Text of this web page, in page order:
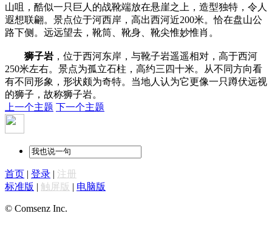
山咀，酷似一只巨人的战靴端放在悬崖之上，造型独特，令人
遐想联翩。景点位于河西岸，高出西河近200米。恰在盘山公
路下侧。远远望去，靴筒、靴身、靴尖惟妙惟肖。
狮子岩 ，位于西河东岸，与靴子岩遥遥相对，高于西河
250米左右。景点为孤立石柱，高约三四十米。从不同方向看
有不同形象，形状颇为奇特。当地人认为它更像一只蹲伏远视
的狮子，故称狮子岩。
上一个主题 下一个主题
首页 | 登录 | 注册
标准版 | 触屏版 | 电脑版
© Comsenz Inc.